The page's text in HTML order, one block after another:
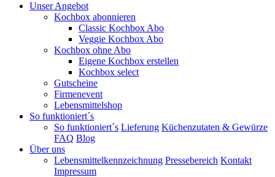
Unser Angebot
Kochbox abonnieren
Classic Kochbox Abo
Veggie Kochbox Abo
Kochbox ohne Abo
Eigene Kochbox erstellen
Kochbox select
Gutscheine
Firmenevent
Lebensmittelshop
So funktioniert´s
So funktioniert´s Lieferung Küchenzutaten & Gewürze
FAQ Blog
Über uns
Lebensmittelkennzeichnung Pressebereich Kontakt
Impressum